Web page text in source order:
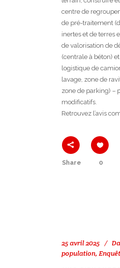
centre de
de pré-traitement
inertes et de terres
de valorisation de
(centrale à béton)
logistique de
lavage, zone de
zone de parking) –
modificatifs.
Retrouvez l’avis
Share 0
25 avril 2025
population,